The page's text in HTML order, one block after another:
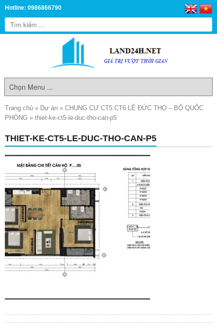
Hotline: 0986866790
Trang chủ » Dự án » CHUNG CƯ CT5 CT6 LÊ ĐỨC THỌ – BỘ QUỐC
PHÒNG » thiet-ke-ct5-le-duc-tho-can-p5
THIET-KE-CT5-LE-DUC-THO-CAN-P5